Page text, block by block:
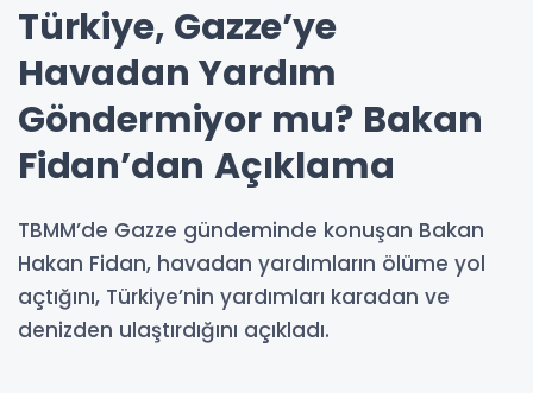
Türkiye, Gazze’ye
Havadan Yardım
Göndermiyor mu? Bakan
Fidan’dan Açıklama
TBMM’de Gazze gündeminde konuşan Bakan
Hakan Fidan, havadan yardımların ölüme yol
açtığını, Türkiye’nin yardımları karadan ve
denizden ulaştırdığını açıkladı.